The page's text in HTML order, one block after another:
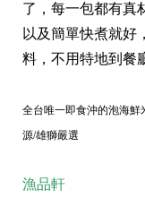
了，每一包都有真
以及簡單快煮就好
料，不用特地到餐
全台唯一即食沖的泡海鮮
源/雄獅嚴選
漁品軒